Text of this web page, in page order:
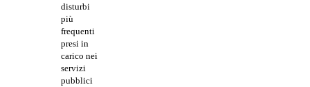
disturbi
più
frequenti
presi in
carico nei
servizi
pubblici